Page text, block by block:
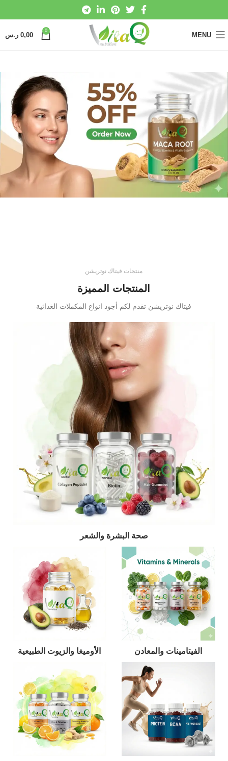
MENU
0
0,00 ر.س
منتجات فيتاك نوتريشن
المنتجات المميزة
فيتاك نوتريشن تقدم لكم أجود انواع المكملات الغدائية
صحة البشرة والشعر
الأوميغا والزيوت الطبيعية الفيتامينات والمعادن